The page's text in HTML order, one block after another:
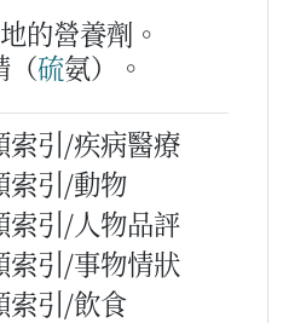
的營養劑。
（硫氨）。
索引/疾病醫療
索引/動物
索引/人物品評
索引/事物情狀
索引/飲食